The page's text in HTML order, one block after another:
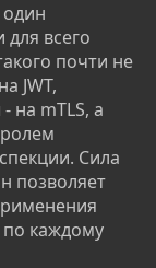
один
всего
почти не
JWT,
на mTLS, а
Сила
позволяет
по каждому